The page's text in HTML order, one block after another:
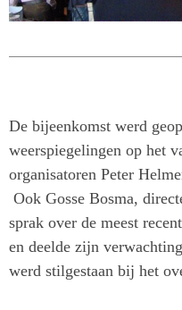
De bijeenkomst werd
weerspiegelingen op het
organisatoren Peter
Ook Gosse Bosma,
sprak over de meest
en deelde zijn
werd stilgestaan bij het